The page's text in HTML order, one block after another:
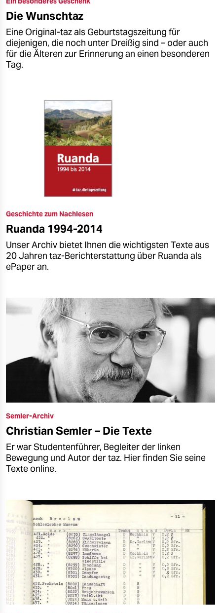
epaper login
Die Wunschtaz
Eine Original-taz als Geburtstagszeitung für
diejenigen, die noch unter Dreißig sind – oder auch
für die Älteren zur Erinnerung an einen besonderen
Tag.
Geschichte zum Nachlesen
Ruanda 1994-2014
Unser Archiv bietet Ihnen die wichtigsten Texte aus
20 Jahren taz-Berichterstattung über Ruanda als
ePaper an.
Semler-Archiv
Christian Semler – Die Texte
Er war Studentenführer, Begleiter der linken
Bewegung und Autor der taz. Hier finden Sie seine
Texte online.